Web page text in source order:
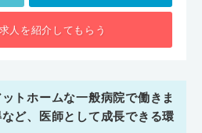
人を紹介してもらう
トホームな一般病院で働きま
ど、医師として成長できる環